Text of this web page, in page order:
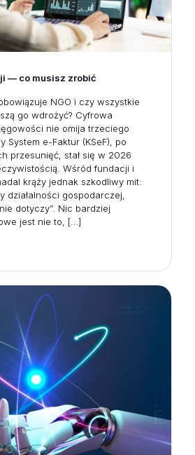
— co musisz zrobić
NGO i czy wszystkie
go wdrożyć? Cyfrowa
nie omija trzeciego
System e-Faktur (KSeF), po
przesunięć, stał się w 2026
Wśród fundacji i
krąży jednak szkodliwy mit:
działalności gospodarczej,
dotyczy”. Nic bardziej
jest nie to, […]